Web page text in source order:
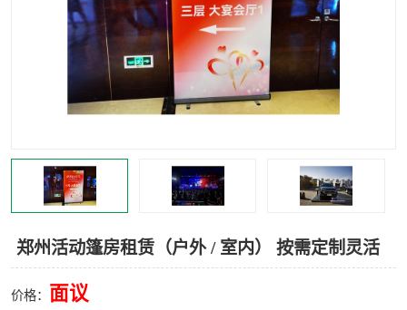
郑州活动篷房租赁（户外 / 室内） 按需定制灵活
价格： 面议
背景板搭建 雷亚舞台搭建
龙门架搭建 会议桌椅租赁
灯光音响租赁 空飘出租